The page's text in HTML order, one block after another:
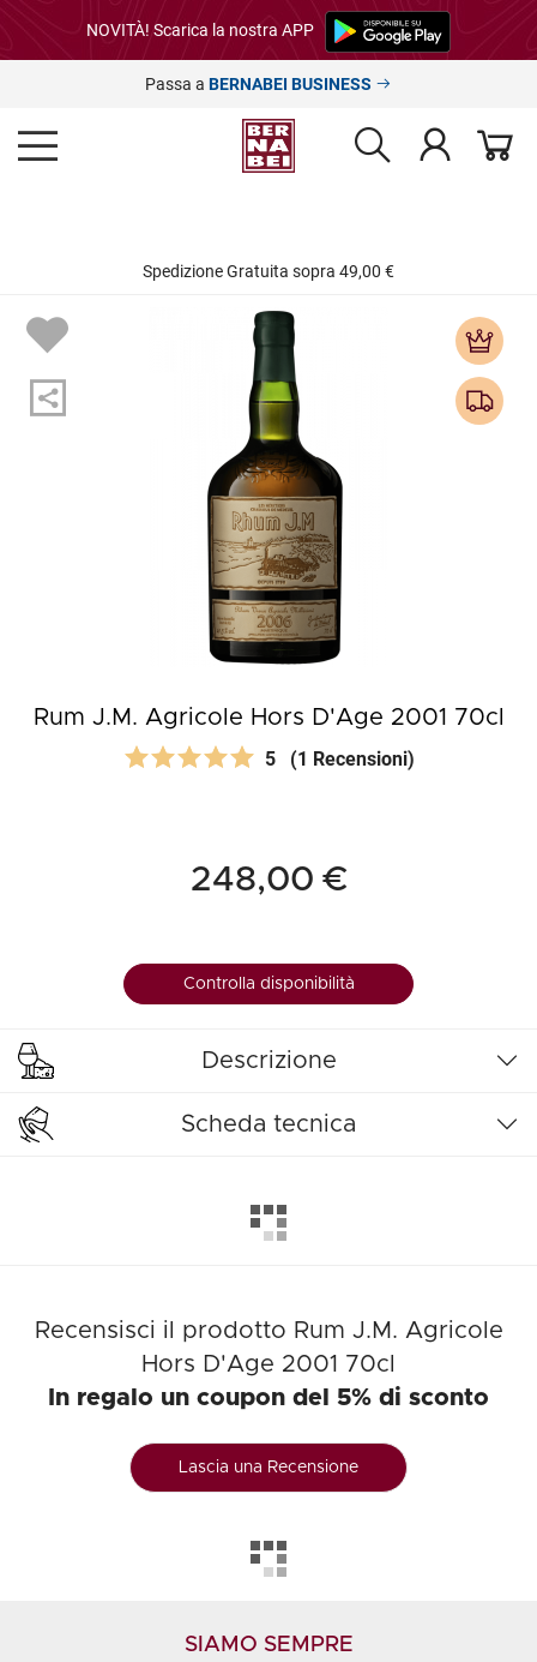
NOVITÀ! Scarica la nostra APP
Passa a BERNABEI BUSINESS
Spedizione Gratuita sopra 49,00 €
Rum J.M. Agricole Hors D'Age 2001 70cl
5 (1 Recensioni)
248,00 €
Controlla disponibilità
Descrizione
Scheda tecnica
Recensisci il prodotto Rum J.M. Agricole
Hors D'Age 2001 70cl
In regalo un coupon del 5% di sconto
Lascia una Recensione
SIAMO SEMPRE